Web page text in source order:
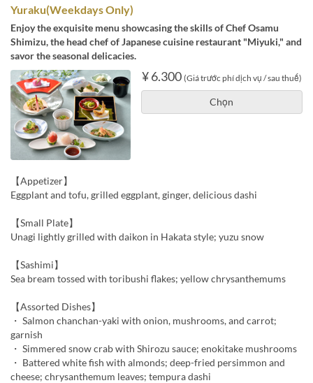
Yuraku(Weekdays Only)
Enjoy the exquisite menu showcasing the skills of Chef Osamu
Shimizu, the head chef of Japanese cuisine restaurant "Miyuki," and
savor the seasonal delicacies.
¥ 6.300 (Giá trước phí dịch vụ / sau thuế)
Chọn
【Appetizer】
Eggplant and tofu, grilled eggplant, ginger, delicious dashi
【Small Plate】
Unagi lightly grilled with daikon in Hakata style; yuzu snow
【Sashimi】
Sea bream tossed with toribushi flakes; yellow chrysanthemums
【Assorted Dishes】
・ Salmon chanchan-yaki with onion, mushrooms, and carrot;
garnish
・ Simmered snow crab with Shirozu sauce; enokitake mushrooms
・ Battered white fish with almonds; deep-fried persimmon and
cheese; chrysanthemum leaves; tempura dashi